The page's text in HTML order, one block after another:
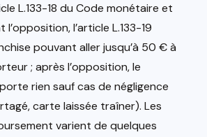
L.133-18 du Code monétaire et
l’article L.133-19
pouvant aller jusqu’à 50 € à
; après l’opposition, le
rien sauf cas de négligence
carte laissée traîner). Les
varient de quelques